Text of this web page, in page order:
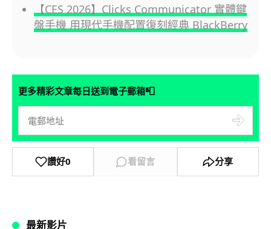
【CES 2026】Clicks Communicator 實體鍵
盤手機 用現代手機配置復刻經典 BlackBerry
更多精彩文章每日送到電子郵箱📮
讚好0 看留言 分享
最新影片